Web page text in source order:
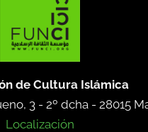
de Cultura Islámica
3 - 2º dcha - 28015
Localización